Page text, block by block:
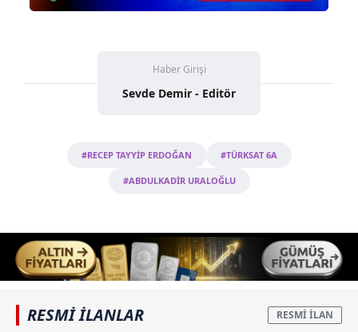
Haber Girişi
Sevde Demir - Editör
#RECEP TAYYİP ERDOĞAN #TÜRKSAT 6A
#ABDULKADİR URALOĞLU
RESMİ İLANLAR